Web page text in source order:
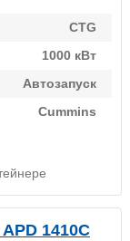
CTG
1000 кВт
Автозапуск
Cummins
1410C